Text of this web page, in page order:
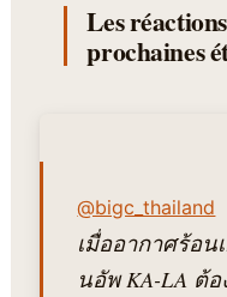
Les
prochaines
@bigc_thailand
เมื่ออากาศร้อ
นอัพ KA-LA ต้